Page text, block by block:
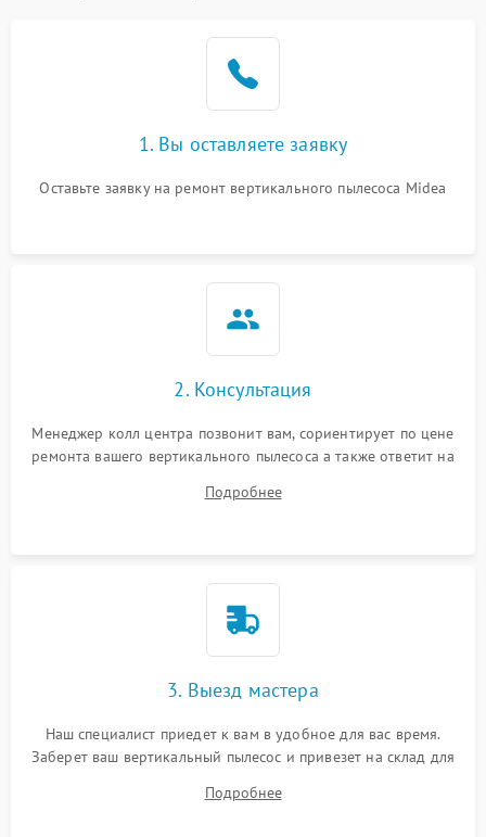
1. Вы оставляете заявку
Оставьте заявку на ремонт вертикального пылесоса Midea
2. Консультация
Менеджер колл центра позвонит вам, сориентирует по цене
ремонта вашего вертикального пылесоса а также ответит на
Подробнее
3. Выезд мастера
Наш специалист приедет к вам в удобное для вас время.
Заберет ваш вертикальный пылесос и привезет на склад для
Подробнее